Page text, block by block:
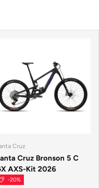
Cruz
Cruz Bronson 5 C
AXS-Kit 2026
-20%